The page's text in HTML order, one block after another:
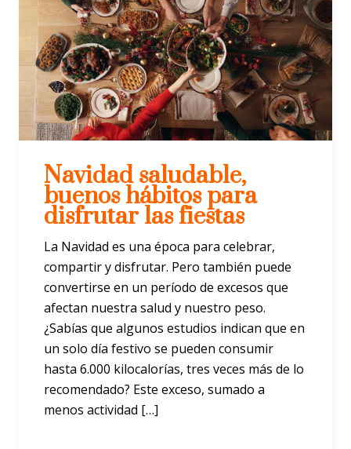
Navidad saludable,
buenos hábitos para
disfrutar las fiestas
La Navidad es una época para celebrar,
compartir y disfrutar. Pero también puede
convertirse en un período de excesos que
afectan nuestra salud y nuestro peso.
¿Sabías que algunos estudios indican que en
un solo día festivo se pueden consumir
hasta 6.000 kilocalorías, tres veces más de lo
recomendado? Este exceso, sumado a
menos actividad […]